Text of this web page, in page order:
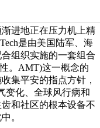
进地正在压力机上精
是由美国陆军、海
组织实施的一套组合
。AMT)这一概念的
集平安的指点方针，
变化、全球风行病和
和社区的根本设备不
。